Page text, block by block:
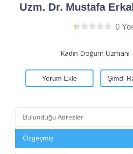
Uzm. Dr. Mustafa
0
Kadın Doğum Uzmanı
Yorum Ekle Şimdi
Bulunduğu Adresler
Özgeçmiş